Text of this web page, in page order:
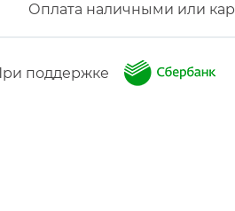
Оплата наличными или
поддержке